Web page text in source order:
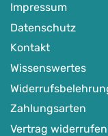
Impressum
Datenschutz
Kontakt
Wissenswertes
Zahlungsarten
Vertrag widerrufen